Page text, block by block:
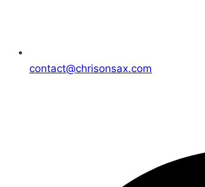
contact@chrisonsax.com